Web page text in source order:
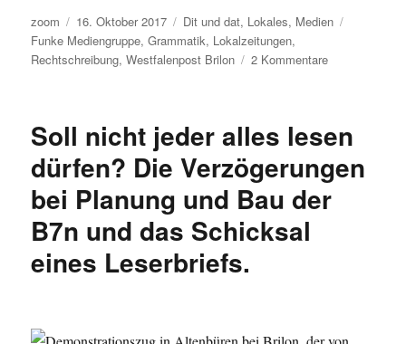
Autor
zoom
Veröffentlicht
am
16. Oktober 2017 Kategorien
Dit und dat, Lokales, Medien
Funke Mediengruppe,Grammatik, Lokalzeitungen,
Rechtschreibung,Westfalenpost Brilon 2 Kommentarezu
weniger
Fehler
Soll nicht jeder alles lesen
dürfen? Die Verzögerungen
bei Planung und Bau der
B7n und das Schicksal
eines Leserbriefs.